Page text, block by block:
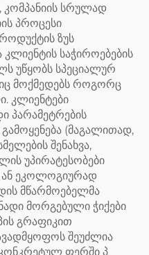
კომპანიის სრულად
პროცესი
ზუს
კლიენტის საჭიროებების
უწყობს სპეციალურ
მოქმედებს როგორც
კლიენტები
პარამეტრების
(მაგალითად,
შენახვა,
უპირატესობები
ან ეკოლოგიურად
მწარმოებელმა
მორგებული ჭიქები
გრაფიკით
შეუძლია
ფერში პ